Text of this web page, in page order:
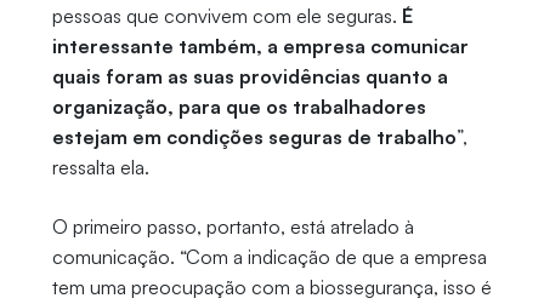
pessoas que convivem com ele seguras. É
interessante também, a empresa comunicar
quais foram as suas providências quanto a
organização, para que os trabalhadores
estejam em condições seguras de trabalho”,
ressalta ela.
O primeiro passo, portanto, está atrelado à
comunicação. “Com a indicação de que a empresa
tem uma preocupação com a biossegurança, isso é